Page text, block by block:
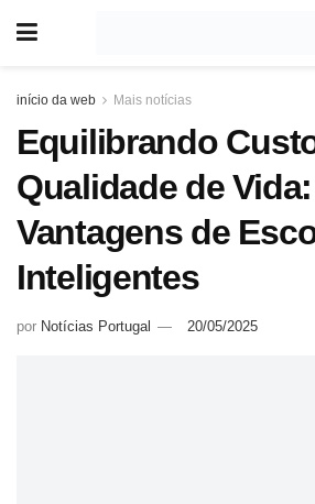
início da web Mais notícias
Equilibrando
Qualidade de Vida:
Vantagens de
Inteligentes
por Notícias Portugal 20/05/2025